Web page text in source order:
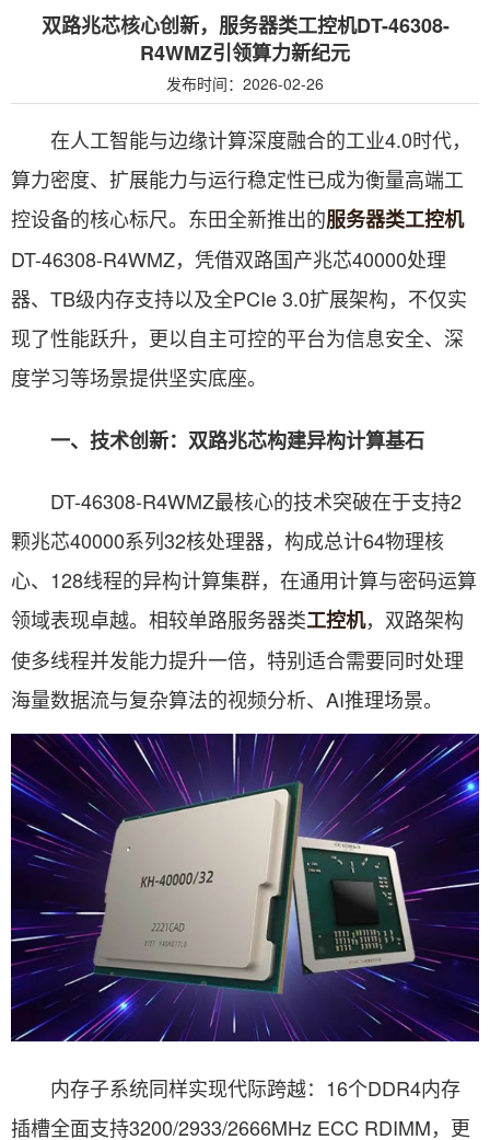
双路兆芯核心创新，服务器类工控机DT-46308-
R4WMZ引领算力新纪元
发布时间：2026-02-26
在人工智能与边缘计算深度融合的工业4.0时代，
算力密度、扩展能力与运行稳定性已成为衡量高端工
控设备的核心标尺。东田全新推出的服务器类工控机
DT-46308-R4WMZ，凭借双路国产兆芯40000处理
器、TB级内存支持以及全PCIe 3.0扩展架构，不仅实
现了性能跃升，更以自主可控的平台为信息安全、深
度学习等场景提供坚实底座。
一、技术创新：双路兆芯构建异构计算基石
DT-46308-R4WMZ最核心的技术突破在于支持2
颗兆芯40000系列32核处理器，构成总计64物理核
心、128线程的异构计算集群，在通用计算与密码运算
领域表现卓越。相较单路服务器类工控机，双路架构
使多线程并发能力提升一倍，特别适合需要同时处理
海量数据流与复杂算法的视频分析、AI推理场景。
内存子系统同样实现代际跨越：16个DDR4内存
插槽全面支持3200/2933/2666MHz ECC RDIMM，更